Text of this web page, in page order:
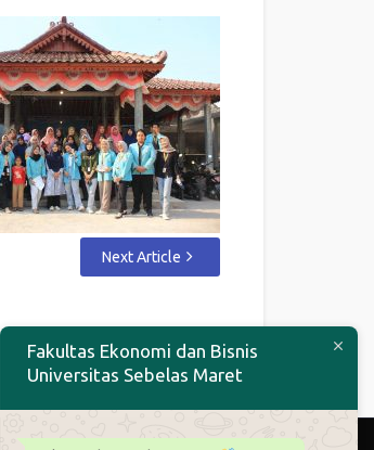
Next Article
Fakultas Ekonomi dan Bisnis
Universitas Sebelas Maret